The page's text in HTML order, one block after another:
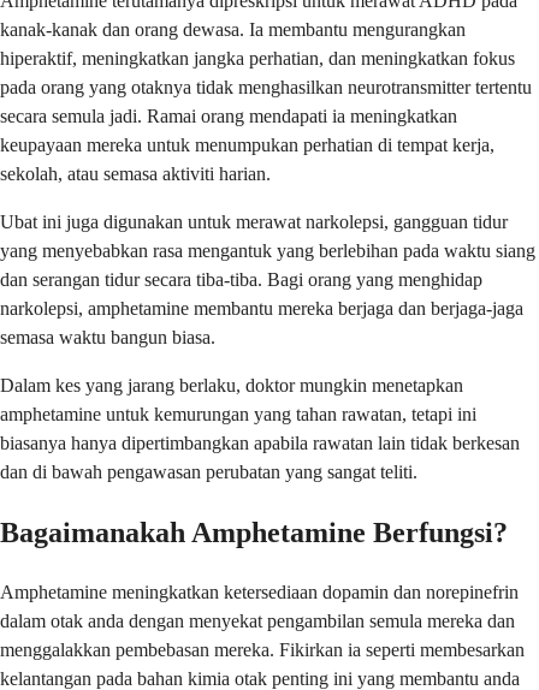
kanak-kanak dan orang dewasa. Ia membantu mengurangkan
hiperaktif, meningkatkan jangka perhatian, dan meningkatkan fokus
pada orang yang otaknya tidak menghasilkan neurotransmitter tertentu
secara semula jadi. Ramai orang mendapati ia meningkatkan
keupayaan mereka untuk menumpukan perhatian di tempat kerja,
sekolah, atau semasa aktiviti harian.
Ubat ini juga digunakan untuk merawat narkolepsi, gangguan tidur
yang menyebabkan rasa mengantuk yang berlebihan pada waktu siang
dan serangan tidur secara tiba-tiba. Bagi orang yang menghidap
narkolepsi, amphetamine membantu mereka berjaga dan berjaga-jaga
semasa waktu bangun biasa.
Dalam kes yang jarang berlaku, doktor mungkin menetapkan
amphetamine untuk kemurungan yang tahan rawatan, tetapi ini
biasanya hanya dipertimbangkan apabila rawatan lain tidak berkesan
dan di bawah pengawasan perubatan yang sangat teliti.
Bagaimanakah Amphetamine Berfungsi?
Amphetamine meningkatkan ketersediaan dopamin dan norepinefrin
dalam otak anda dengan menyekat pengambilan semula mereka dan
menggalakkan pembebasan mereka. Fikirkan ia seperti membesarkan
kelantangan pada bahan kimia otak penting ini yang membantu anda